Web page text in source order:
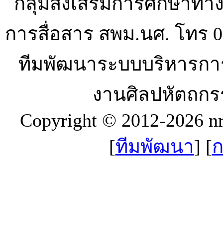
การสื่อสาร สพม.นศ. โทร
ทีมพัฒนาระบบบริหารก
งานศิลปหัตถก
Copyright © 2012-2026
[ทีมพัฒนา] [